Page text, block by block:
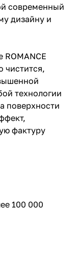
современный
дизайну и
чистится,
технологии
поверхности
фактуру
100 000